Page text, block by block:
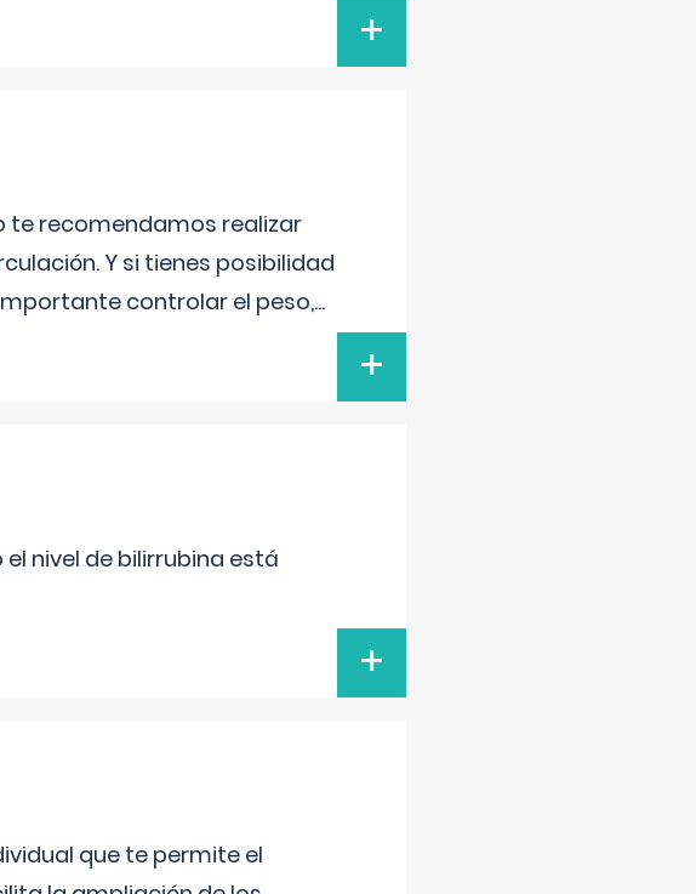
+
te recomendamos realizar
Y si tienes posibilidad
controlar el peso,...
+
nivel de bilirrubina está
+
que te permite el